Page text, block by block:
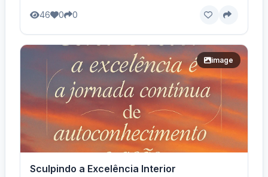
46 0 0
image
Sculpindo a Excelência Interior